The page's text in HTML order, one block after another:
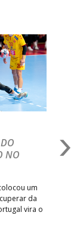
NO
um
da
vira o